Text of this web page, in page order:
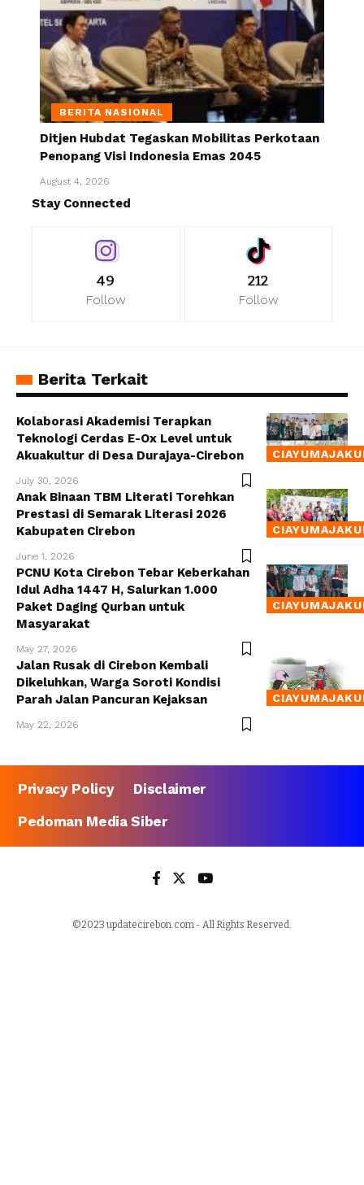
BERITA NASIONAL
Ditjen Hubdat Tegaskan Mobilitas Perkotaan
Penopang Visi Indonesia Emas 2045
August 4, 2026
Stay Connected
49
Follow
212
Follow
Berita Terkait
Kolaborasi Akademisi Terapkan
Teknologi Cerdas E-Ox Level untuk
Akuakultur di Desa Durajaya-Cirebon
July 30, 2026
Anak Binaan TBM Literati Torehkan
Prestasi di Semarak Literasi 2026
Kabupaten Cirebon
June 1, 2026
PCNU Kota Cirebon Tebar Keberkahan
Idul Adha 1447 H, Salurkan 1.000
Paket Daging Qurban untuk
Masyarakat
May 27, 2026
Jalan Rusak di Cirebon Kembali
Dikeluhkan, Warga Soroti Kondisi
Parah Jalan Pancuran Kejaksan
May 22, 2026
Privacy Policy
Disclaimer
Pedoman Media Siber
©2023 updatecirebon.com - All Rights Reserved.